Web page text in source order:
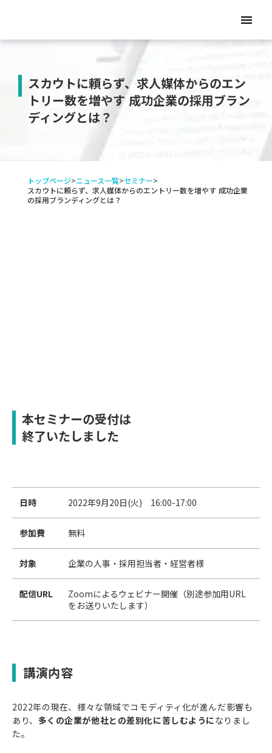
menu
スカウトに頼らず、求人媒体からのエン
トリー数を増やす 成功企業の採用ブラン
ディングとは？
トップページ>ニュース一覧>セミナー>
スカウトに頼らず、求人媒体からのエントリー数を増やす 成功企業
の採用ブランディングとは？
本セミナーの受付は
終了いたしました
日時 2022年9月20日(火) 16:00-17:00
参加費 無料
対象 企業の人事・採用担当者・経営者様
配信URL
Zoomによるウェビナー開催（別途参加用URL
をお送りいたします）
講演内容
2022年の現在、様々な領域でコモディティ化が進んだ影響も
あり、 多くの企業が他社との差別化に苦しむようになりまし
た。